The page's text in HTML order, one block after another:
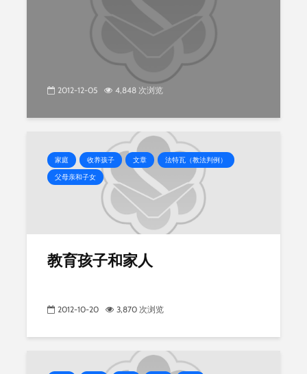
2012-12-05 4,848 次浏览
家庭 收养孩子 文章
法特瓦（教法判例）
父母亲和子女
教育孩子和家人
2012-10-20 3,870 次浏览